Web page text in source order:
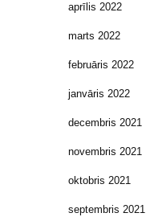
aprīlis 2022
marts 2022
februāris 2022
janvāris 2022
decembris 2021
novembris 2021
oktobris 2021
septembris 2021